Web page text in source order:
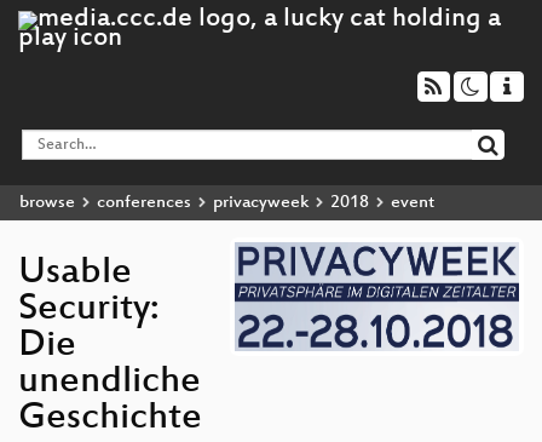
browse conferences privacyweek 2018 event
Usable
Security:
Die
unendliche
Geschichte